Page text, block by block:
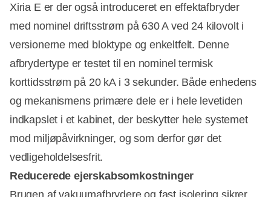
Xiria E er der også introduceret en effektafbryder
med nominel driftsstrøm på 630 A ved 24 kilovolt i
versionerne med bloktype og enkeltfelt. Denne
afbrydertype er testet til en nominel termisk
korttidsstrøm på 20 kA i 3 sekunder. Både enhedens
og mekanismens primære dele er i hele levetiden
indkapslet i et kabinet, der beskytter hele systemet
mod miljøpåvirkninger, og som derfor gør det
vedligeholdelsesfrit.
Reducerede ejerskabsomkostninger
Brugen af vakuumafbrydere og fast isolering sikrer,